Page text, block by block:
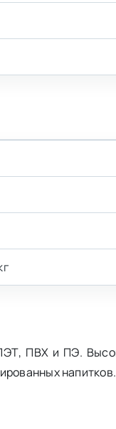
ПВХ и ПЭ.
напитков.